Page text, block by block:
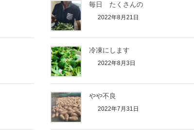
毎日 たくさんの
2022年8月21日
冷凍にします
2022年8月3日
やや不良
2022年7月31日